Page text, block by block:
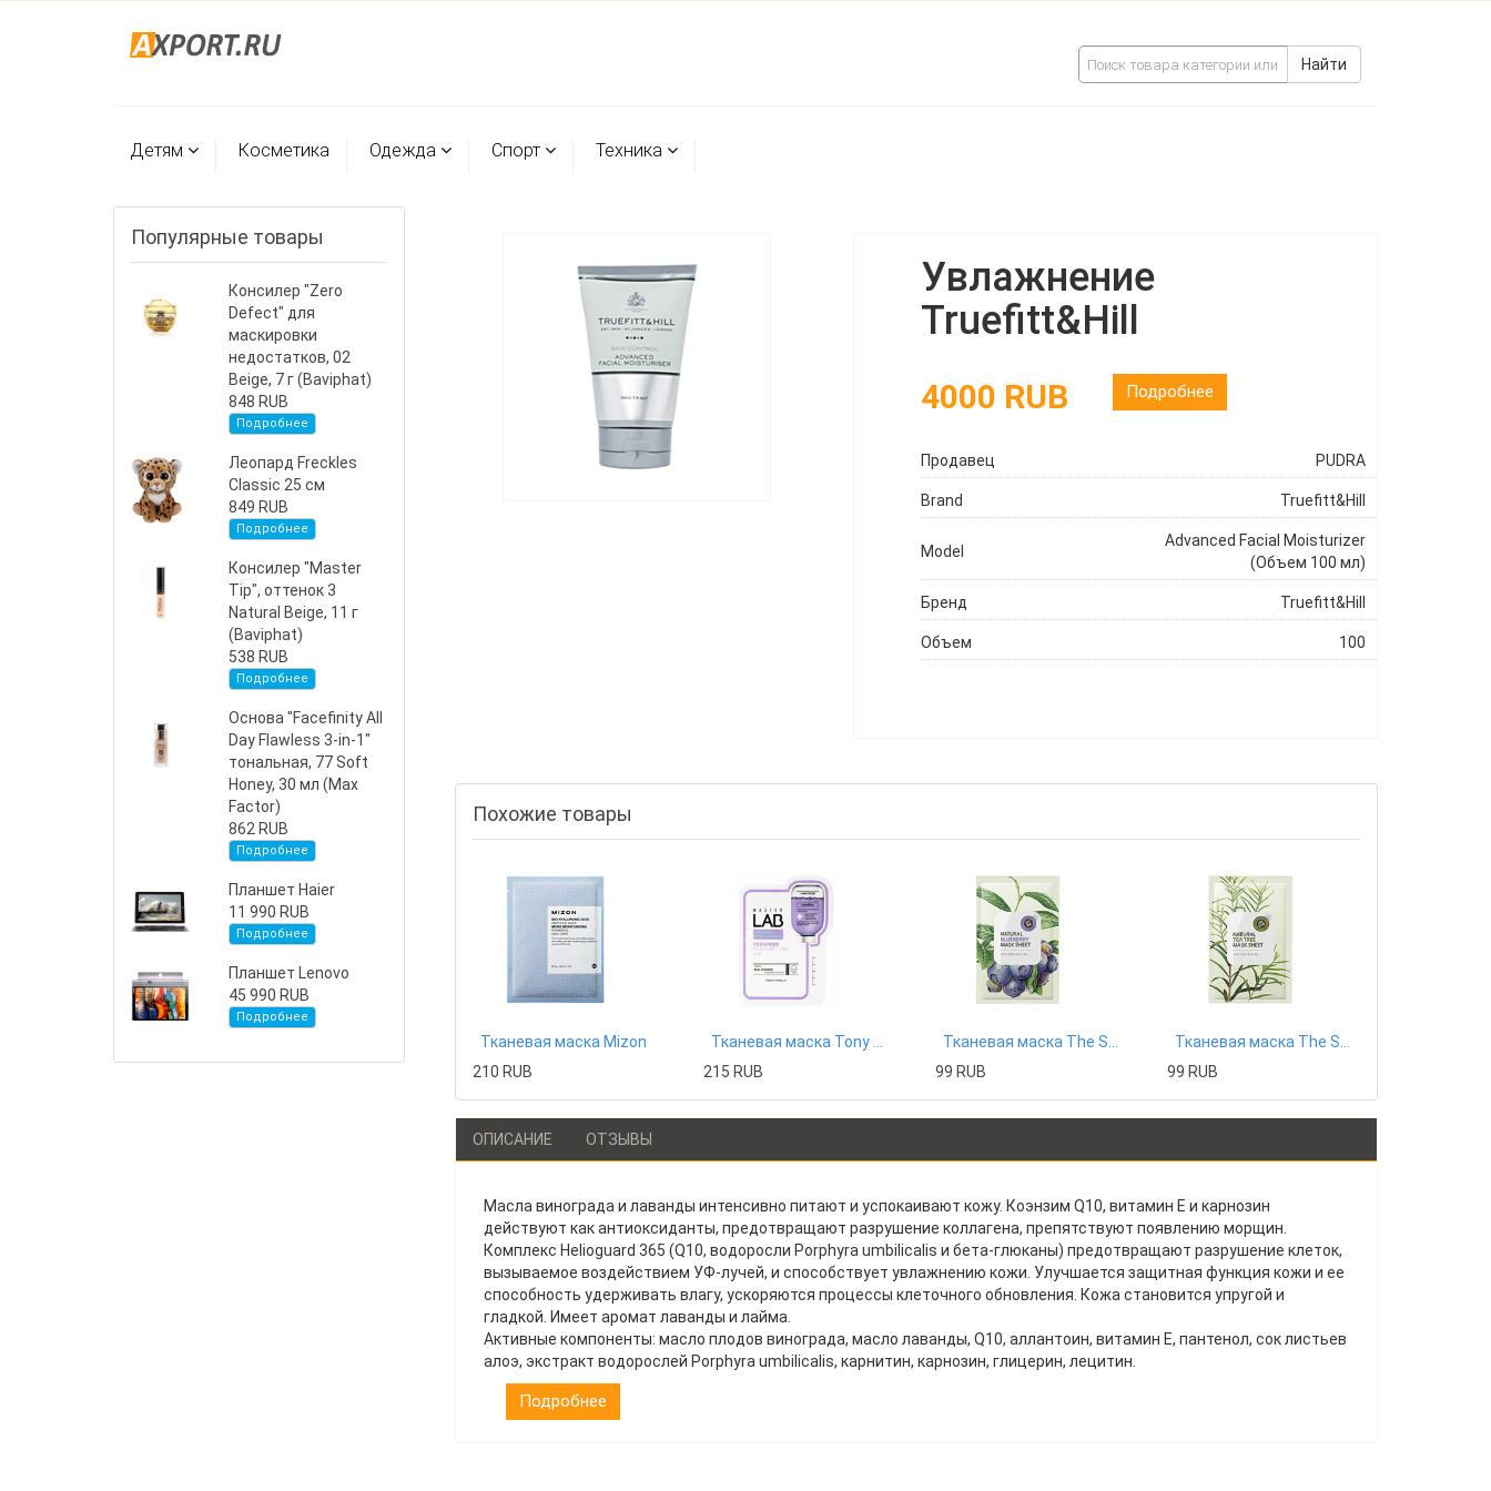
Найти
Детям Косметика Одежда Спорт Техника
Популярные товары
Консилер "Zero
Defect" для
маскировки
недостатков, 02
Beige, 7 г (Baviphat)
848 RUB
Подробнее
Леопард Freckles
Classic 25 см
849 RUB
Подробнее
Консилер "Master
Tip", оттенок 3
Natural Beige, 11 г
(Baviphat)
538 RUB
Подробнее
Основа "Facefinity All
Day Flawless 3-in-1"
тональная, 77 Soft
Honey, 30 мл (Max
Factor)
862 RUB
Подробнее
Планшет Haier
11 990 RUB
Подробнее
Планшет Lenovo
45 990 RUB
Подробнее
Увлажнение
Truefitt&Hill
4000 RUB Подробнее
Продавец PUDRA
Brand Truefitt&Hill
Model
Advanced Facial Moisturizer
(Объем 100 мл)
Бренд Truefitt&Hill
Объем 100
Похожие товары
Тканевая маска Mizon
210 RUB
215 RUB
99 RUB
99 RUB
ОПИСАНИЕ ОТЗЫВЫ
Масла винограда и лаванды интенсивно питают и успокаивают кожу. Коэнзим Q10, витамин Е и карнозин
действуют как антиоксиданты, предотвращают разрушение коллагена, препятствуют появлению морщин.
Комплекс Helioguard 365 (Q10, водоросли Porphyra umbilicalis и бета-глюканы) предотвращают разрушение клеток,
вызываемое воздействием УФ-лучей, и способствует увлажнению кожи. Улучшается защитная функция кожи и ее
способность удерживать влагу, ускоряются процессы клеточного обновления. Кожа становится упругой и
гладкой. Имеет аромат лаванды и лайма.
Активные компоненты: масло плодов винограда, масло лаванды, Q10, аллантоин, витамин Е, пантенол, сок листьев
алоэ, экстракт водорослей Porphyra umbilicalis, карнитин, карнозин, глицерин, лецитин.
Подробнее